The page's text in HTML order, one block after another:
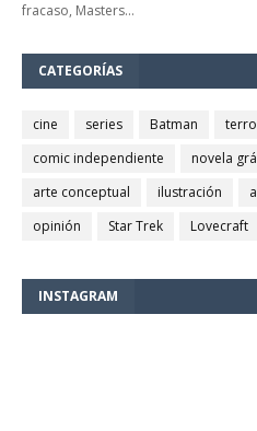
fracaso, Masters…
CATEGORÍAS
cine series Batman
comic independiente
novela
arte conceptual
ilustración
opinión
Star Trek Lovecraft
INSTAGRAM